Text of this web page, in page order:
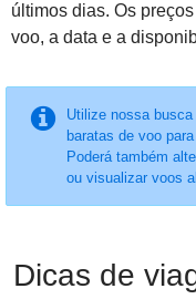
últimos dias. Os
voo, a data e a
Utilize nossa
baratas de voo
Poderá também
ou visualizar voos
Dicas de